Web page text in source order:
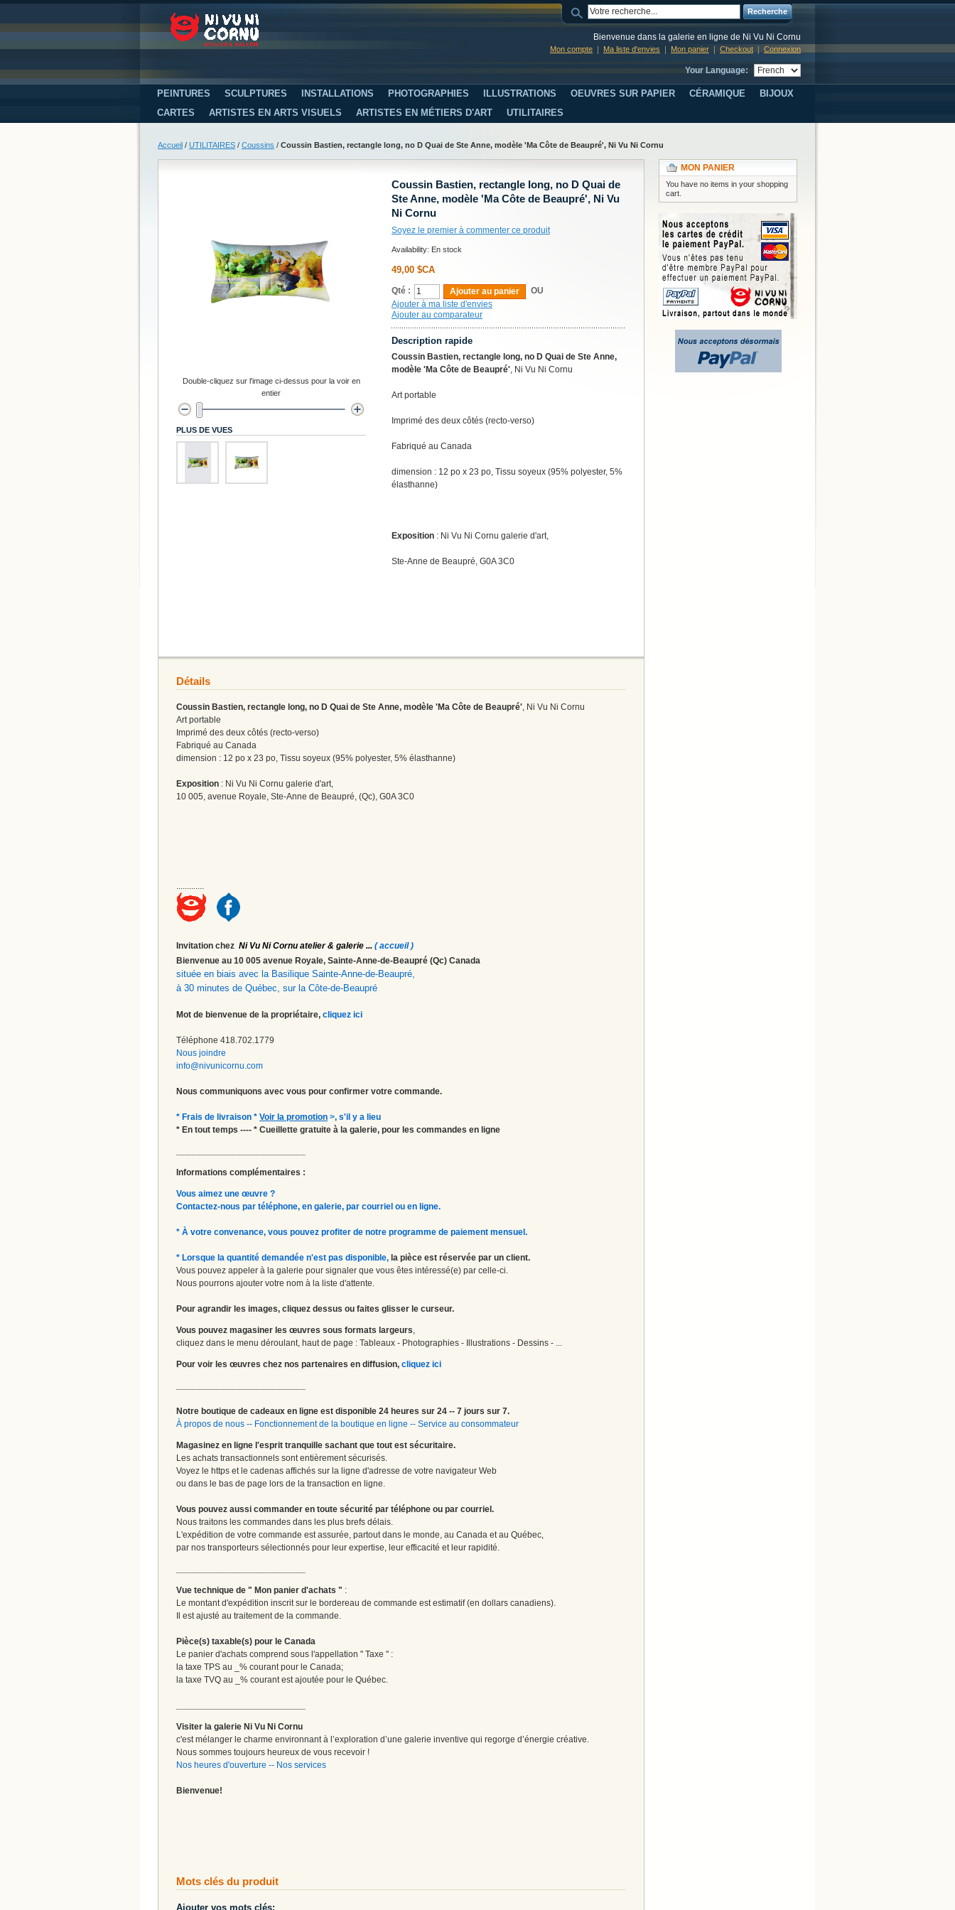
Recherche
Bienvenue dans la galerie en ligne de Ni Vu Ni Cornu
Mon compte Ma liste d'envies Mon panier Checkout Connexion
Your Language:
PEINTURES SCULPTURES INSTALLATIONS PHOTOGRAPHIES ILLUSTRATIONS OEUVRES SUR PAPIER CÉRAMIQUE
BIJOUX
CARTES
ARTISTES EN ARTS VISUELS ARTISTES EN MÉTIERS D'ART UTILITAIRES
Accueil / UTILITAIRES / Coussins / Coussin Bastien, rectangle long, no D Quai de Ste Anne, modèle 'Ma Côte de Beaupré', Ni Vu Ni Cornu
Coussin Bastien, rectangle long, no D Quai de
Ste Anne, modèle 'Ma Côte de Beaupré', Ni Vu
Ni Cornu
Soyez le premier à commenter ce produit
Availability: En stock
49,00 $CA
Qté : Ajouter au panier
OU
Ajouter à ma liste d'envies
Ajouter au comparateur
Description rapide
Coussin Bastien, rectangle long, no D Quai de Ste Anne,
modèle 'Ma Côte de Beaupré', Ni Vu Ni Cornu
Art portable
Imprimé des deux côtés (recto-verso)
Fabriqué au Canada
dimension : 12 po x 23 po, Tissu soyeux (95% polyester, 5%
élasthanne)
Exposition : Ni Vu Ni Cornu galerie d'art,
Ste-Anne de Beaupré, G0A 3C0
Double-cliquez sur l'image ci-dessus pour la voir en
entier
PLUS DE VUES
Détails
Coussin Bastien, rectangle long, no D Quai de Ste Anne, modèle 'Ma Côte de Beaupré', Ni Vu Ni Cornu
Art portable
Imprimé des deux côtés (recto-verso)
Fabriqué au Canada
dimension : 12 po x 23 po, Tissu soyeux (95% polyester, 5% élasthanne)
Exposition : Ni Vu Ni Cornu galerie d'art,
10 005, avenue Royale, Ste-Anne de Beaupré, (Qc), G0A 3C0
.............
Invitation chez Ni Vu Ni Cornu atelier & galerie ... ( accueil )
Bienvenue au 10 005 avenue Royale, Sainte-Anne-de-Beaupré (Qc) Canada
située en biais avec la Basilique Sainte-Anne-de-Beaupré,
à 30 minutes de Québec, sur la Côte-de-Beaupré
Mot de bienvenue de la propriétaire, cliquez ici
Téléphone 418.702.1779
Nous joindre
info@nivunicornu.com
Nous communiquons avec vous pour confirmer votre commande.
* Frais de livraison * Voir la promotion >, s'il y a lieu
* En tout temps ---- * Cueillette gratuite à la galerie, pour les commandes en ligne
Informations complémentaires :
Vous aimez une œuvre ?
Contactez-nous par téléphone, en galerie, par courriel ou en ligne.
* À votre convenance, vous pouvez profiter de notre programme de paiement mensuel.
* Lorsque la quantité demandée n'est pas disponible, la pièce est réservée par un client.
Vous pouvez appeler à la galerie pour signaler que vous êtes intéressé(e) par celle-ci.
Nous pourrons ajouter votre nom à la liste d'attente.
Pour agrandir les images, cliquez dessus ou faites glisser le curseur.
Vous pouvez magasiner les œuvres sous formats largeurs,
cliquez dans le menu déroulant, haut de page : Tableaux - Photographies - Illustrations - Dessins - ...
Pour voir les œuvres chez nos partenaires en diffusion, cliquez ici
Notre boutique de cadeaux en ligne est disponible 24 heures sur 24 -- 7 jours sur 7.
À propos de nous -- Fonctionnement de la boutique en ligne -- Service au consommateur
Magasinez en ligne l'esprit tranquille sachant que tout est sécuritaire.
Les achats transactionnels sont entièrement sécurisés.
Voyez le https et le cadenas affichés sur la ligne d'adresse de votre navigateur Web
ou dans le bas de page lors de la transaction en ligne.
Vous pouvez aussi commander en toute sécurité par téléphone ou par courriel.
Nous traitons les commandes dans les plus brefs délais.
L'expédition de votre commande est assurée, partout dans le monde, au Canada et au Québec,
par nos transporteurs sélectionnés pour leur expertise, leur efficacité et leur rapidité.
Vue technique de " Mon panier d'achats " :
Le montant d'expédition inscrit sur le bordereau de commande est estimatif (en dollars canadiens).
Il est ajusté au traitement de la commande.
Pièce(s) taxable(s) pour le Canada
Le panier d'achats comprend sous l'appellation " Taxe " :
la taxe TPS au _% courant pour le Canada;
la taxe TVQ au _% courant est ajoutée pour le Québec.
Visiter la galerie Ni Vu Ni Cornu
c'est mélanger le charme environnant à l’exploration d’une galerie inventive qui regorge d’énergie créative.
Nous sommes toujours heureux de vous recevoir !
Nos heures d'ouverture -- Nos services
Bienvenue!
Mots clés du produit
Ajouter vos mots clés:
MON PANIER
You have no items in your shopping
cart.